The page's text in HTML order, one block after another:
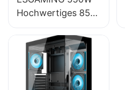
Hochwertiges 85%
Wirkungsgrad 80+
Bronze Desktop-
PC-Netzteil
ESB550W